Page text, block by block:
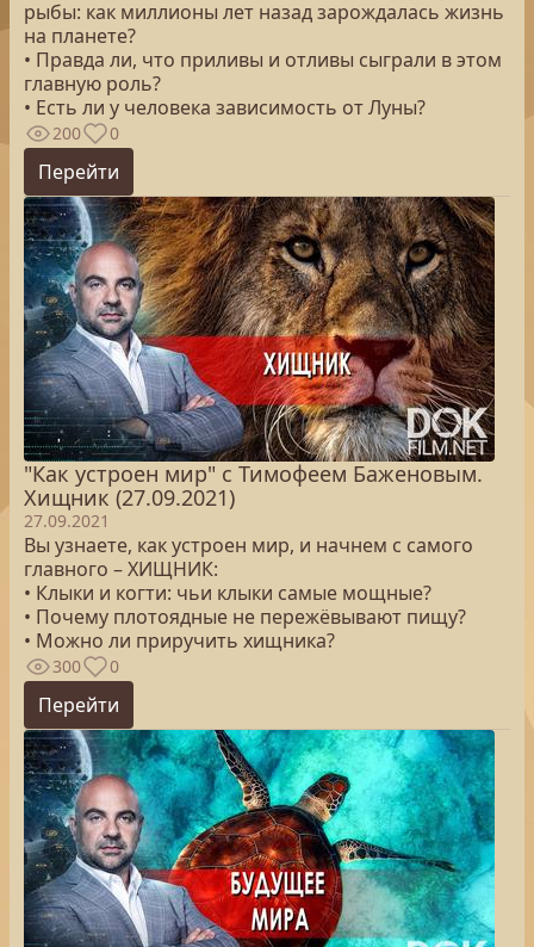
рыбы: как миллионы лет назад зарождалась жизнь
на планете?
• Правда ли, что приливы и отливы сыграли в этом
главную роль?
• Есть ли у человека зависимость от Луны?
200 0
Перейти
"Как устроен мир" с Тимофеем Баженовым.
Хищник (27.09.2021)
27.09.2021
Вы узнаете, как устроен мир, и начнем с самого
главного – ХИЩНИК:
• Клыки и когти: чьи клыки самые мощные?
• Почему плотоядные не пережёвывают пищу?
• Можно ли приручить хищника?
300 0
Перейти